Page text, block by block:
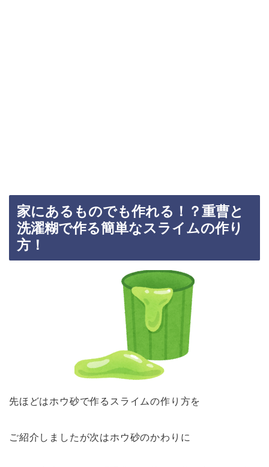
家にあるものでも作れる！？重曹と
洗濯糊で作る簡単なスライムの作り
方！
先ほどはホウ砂で作るスライムの作り方を
ご紹介しましたが次はホウ砂のかわりに